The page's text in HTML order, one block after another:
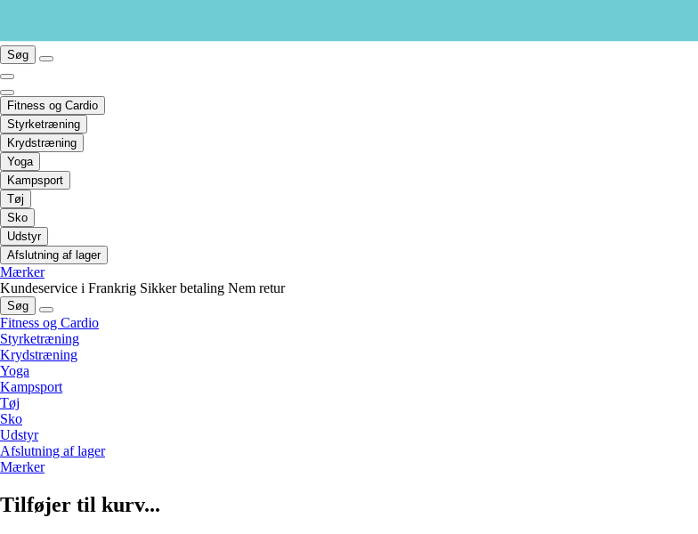
Søg
Fitness og Cardio
Styrketræning
Krydstræning
Yoga
Kampsport
Tøj
Sko
Udstyr
Afslutning af lager
Mærker
Kundeservice i Frankrig Sikker betaling Nem retur
Søg
Fitness og Cardio
Styrketræning
Krydstræning
Yoga
Kampsport
Tøj
Sko
Udstyr
Afslutning af lager
Mærker
Tilføjer til kurv...